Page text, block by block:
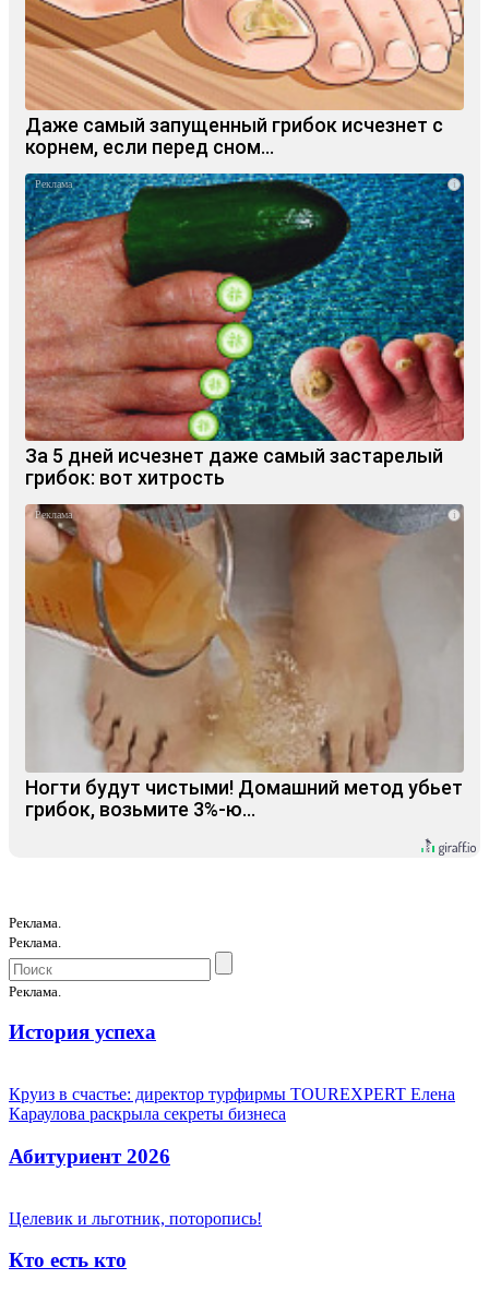
Даже самый запущенный грибок исчезнет с
корнем, если перед сном…
i
За 5 дней исчезнет даже самый застарелый
грибок: вот хитрость
i
Ногти будут чистыми! Домашний метод убьет
грибок, возьмите 3%-ю…
Реклама.
Реклама.
Реклама.
История успеха
Круиз в счастье: директор турфирмы TOUREXPERT Елена
Караулова раскрыла секреты бизнеса
Абитуриент 2026
Целевик и льготник, поторопись!
Кто есть кто